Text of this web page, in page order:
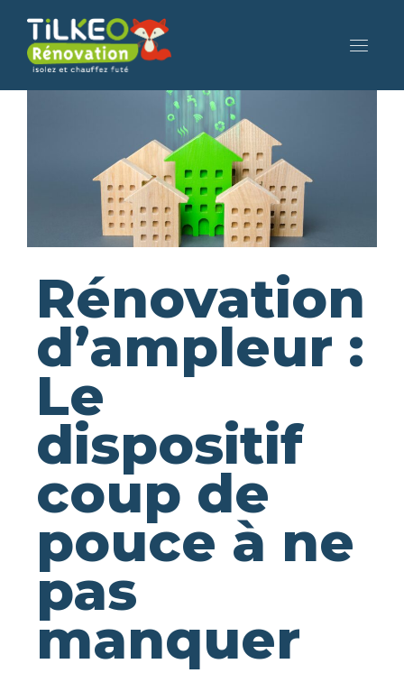
Rénovation
d’ampleur :
Le
dispositif
coup de
pouce à ne
pas
manquer